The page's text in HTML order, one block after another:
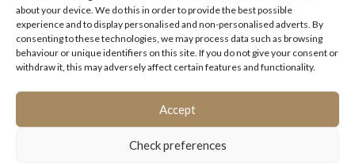
about your device. We do this in order to provide the best possible
experience and to display personalised and non-personalised adverts. By
consenting to these technologies, we may process data such as browsing
behaviour or unique identifiers on this site. If you do not give your consent or
withdraw it, this may adversely affect certain features and functionality.
Accept
Check preferences
Kilometerstand
(km):
ID: 4549